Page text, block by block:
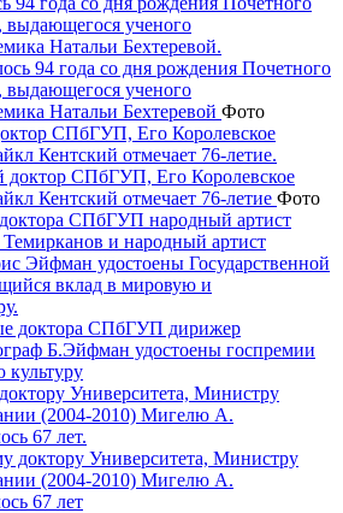
94 года со дня рождения Почетного
выдающегося ученого
Натальи Бехтеревой Фото
доктор СПбГУП, Его Королевское
Кентский отмечает 76-летие Фото
доктора СПбГУП дирижер
Б.Эйфман удостоены госпремии
доктору Университета, Министру
(2004-2010) Мигелю А.
67 лет